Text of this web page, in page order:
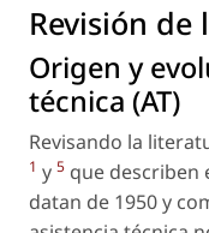
Revisión
Origen y
técnica (AT)
Revisando la
1 y 5 que describen
datan de 1950 y